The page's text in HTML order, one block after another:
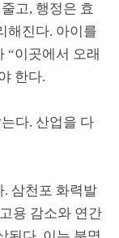
고, 행정은 효
해진다. 아이를
“이곳에서 오래
한다.
다. 산업을 다
. 삼천포 화력발
용 감소와 연간